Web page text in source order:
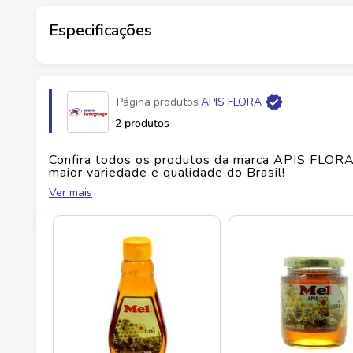
Ficha Técnica
Conteúdo:
Embalagem:Bisnaga
Origem:Brasil
Conservação:
Especificações
Fabricante APIS FLORA INDUSTRIAL E
EAN 7896663300594
Id do produto
Página produtos APIS FLORA
2 produtos
Confira todos os produtos da marca APIS FLORA
maior variedade e qualidade do Brasil!
No Savegnago, você encontra uma ampla
Ver mais